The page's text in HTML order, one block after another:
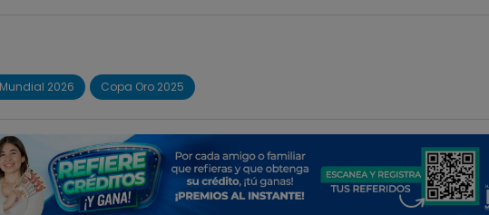
Mundial 2026 Copa Oro 2025